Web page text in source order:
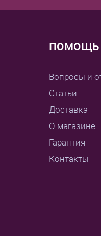
ПОМОЩЬ
Вопросы и
Статьи
Доставка
О магазине
Гарантия
Контакты